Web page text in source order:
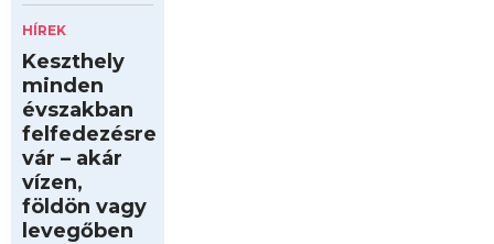
HÍREK
Keszthely
minden
évszakban
felfedezésre
vár – akár
vízen,
földön vagy
levegőben